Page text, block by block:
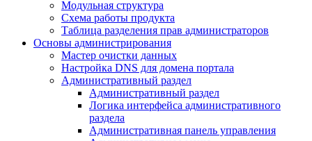
Модульная структура
Схема работы продукта
Таблица разделения прав администраторов
Основы администрирования
Мастер очистки данных
Настройка DNS для домена портала
Административный раздел
Административный раздел
Логика интерфейса административного
раздела
Административная панель управления